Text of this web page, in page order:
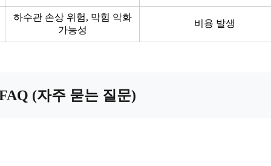
하수관 손상 위험, 막힘 악화
가능성
비용 발생
(자주 묻는 질문)